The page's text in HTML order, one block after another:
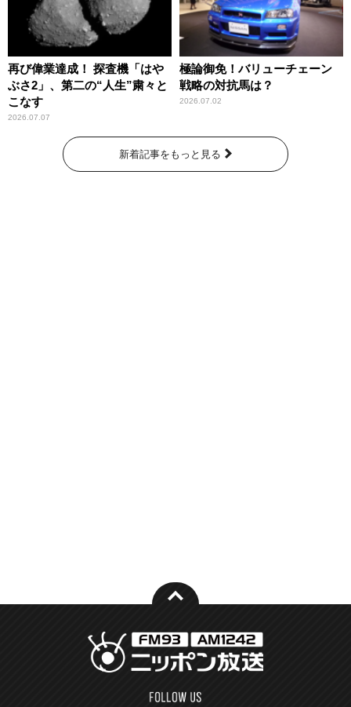
再び偉業達成！ 探査機「はや
ぶさ2」、第二の“人生”粛々と
こなす
2026.07.07
極論御免！バリューチェーン
戦略の対抗馬は？
2026.07.02
新着記事をもっと見る